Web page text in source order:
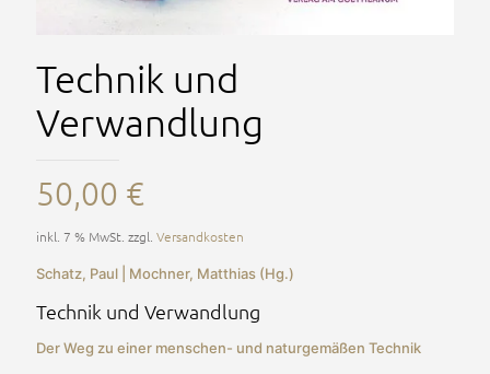
Technik und
Verwandlung
50,00 €
inkl. 7 % MwSt. zzgl. Versandkosten
Schatz, Paul | Mochner, Matthias (Hg.)
Technik und Verwandlung
Der Weg zu einer menschen- und naturgemäßen Technik